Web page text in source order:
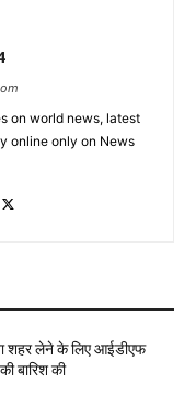
on world news, latest
online only on News
शहर लेने के लिए आईडीएफ
बारिश की